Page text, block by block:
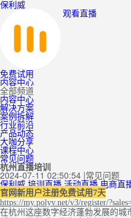
保利威
观看直播
免费试用
内容中心
全部频道
内容中心
解决方案
案例拆解
行业前沿
产品动态
大咖分享
课程中心
常见问题
杭州直播培训
2024-07-11 02:50:54 |常见问题
保利威 培训直播 活动直播 电商直
官网新用户注册免费试用7天
https://my.polyv.net/v3/register/
在杭州这座数字经济蓬勃发展的